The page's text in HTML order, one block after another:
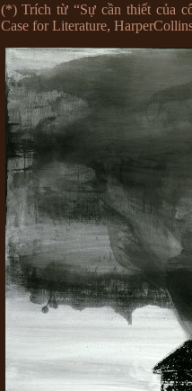
(*) Trích từ “Sự cần thiết của
Case for Literature,